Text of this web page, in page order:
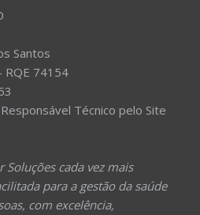
Santos
RQE 74154
Técnico pelo Site
Soluções cada vez mais
para a gestão da saúde
com excelência,